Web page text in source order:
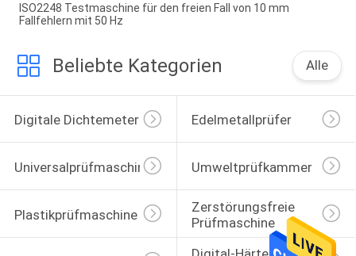
ISO2248 Testmaschine für den freien Fall von 10 mm
Fallfehlern mit 50 Hz
Beliebte Kategorien Alle
Digitale Dichtemeter Edelmetallprüfer
Universalprüfmaschine Umweltprüfkammer
Plastikprüfmaschine
Zerstörungsfreie
Prüfmaschine